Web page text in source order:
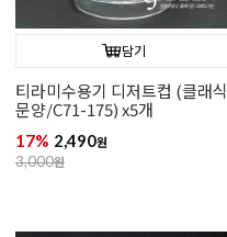
담기
티라미수용기 디저트컵 (클래식
문양/C71-175) x5개
17% 2,490원
3,000원